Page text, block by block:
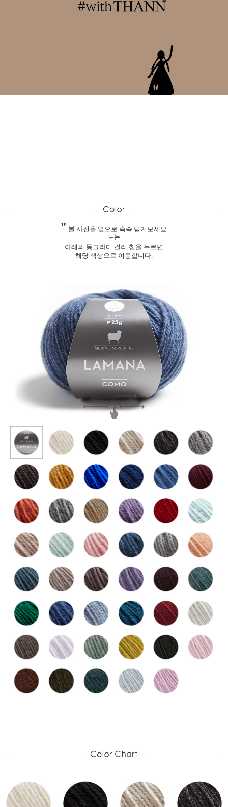
" 볼 사진을 옆으로 슥슥 넘겨보세요.
또는
아래의 동그라미 컬러 칩을 누르면
해당 색상으로 이동합니다.